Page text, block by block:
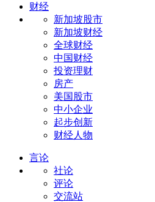
财经
新加坡股市
新加坡财经
全球财经
中国财经
投资理财
房产
美国股市
中小企业
起步创新
财经人物
言论
社论
评论
交流站